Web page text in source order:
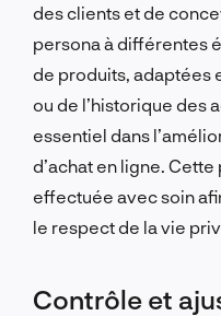
des clients et de
persona à différentes
de produits, adaptées
ou de l’historique des
essentiel dans
d’achat en ligne.
effectuée avec soin
le respect de la vie
Contrôle et